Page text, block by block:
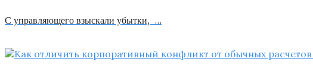
С управляющего взыскали убытки, …